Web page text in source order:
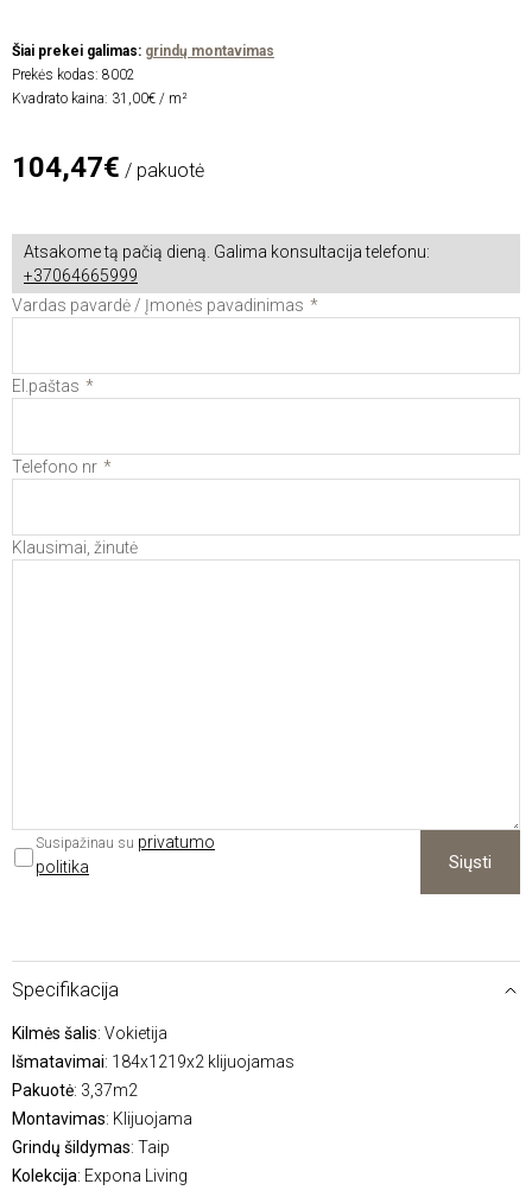
Šiai prekei galimas: grindų montavimas
Prekės kodas: 8002
Kvadrato kaina: 31,00€ / m²
104,47€ / pakuotė
Atsakome tą pačią dieną. Galima konsultacija telefonu:
+37064665999
Vardas pavardė / Įmonės pavadinimas
El.paštas
Telefono nr
Klausimai, žinutė
Susipažinau su privatumo
politika
Siųsti
Specifikacija
Kilmės šalis: Vokietija
Išmatavimai: 184x1219x2 klijuojamas
Pakuotė: 3,37m2
Montavimas: Klijuojama
Grindų šildymas: Taip
Kolekcija: Expona Living